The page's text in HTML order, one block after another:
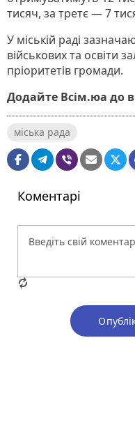
тисяч, за третє — 7
У міській раді
військових та освіти
пріоритетів громади.
Додайте Всім.юа до
міська рада
Коментарі